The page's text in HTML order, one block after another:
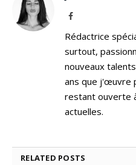
Facebook
Rédactrice
surtout,
nouveaux
ans que j'œuvre
restant ouverte
actuelles.
RELATED POSTS